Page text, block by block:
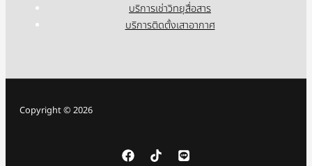
บริการเช่าวิทยุสื่อสาร
บริการติดตั้งเสาอากาศ
Copyright © 2026